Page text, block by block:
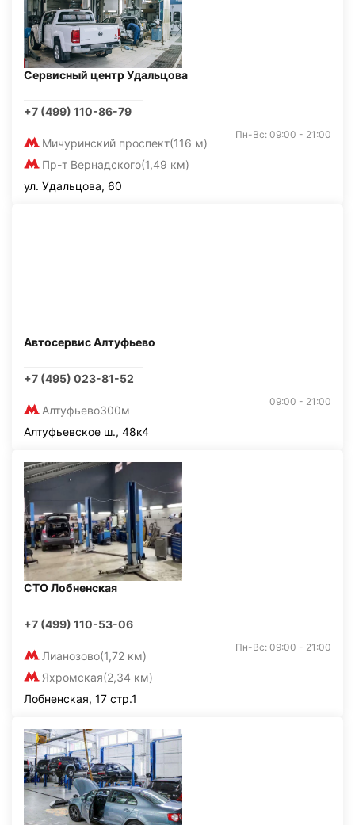
Сервисный центр Удальцова
+7 (499) 110-86-79
Мичуринский проспект(116 м)
Пр-т Вернадского(1,49 км)
Пн-Вс: 09:00 - 21:00
ул. Удальцова, 60
Автосервис Алтуфьево
+7 (495) 023-81-52
Алтуфьево300м
09:00 - 21:00
Алтуфьевское ш., 48к4
СТО Лобненская
+7 (499) 110-53-06
Лианозово(1,72 км)
Яхромская(2,34 км)
Пн-Вс: 09:00 - 21:00
Лобненская, 17 стр.1